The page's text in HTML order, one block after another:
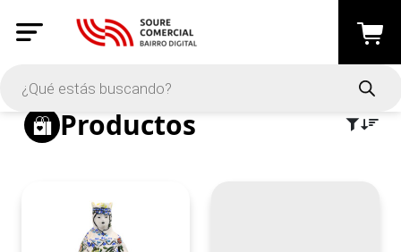
PRECIO
En Stock
Productos